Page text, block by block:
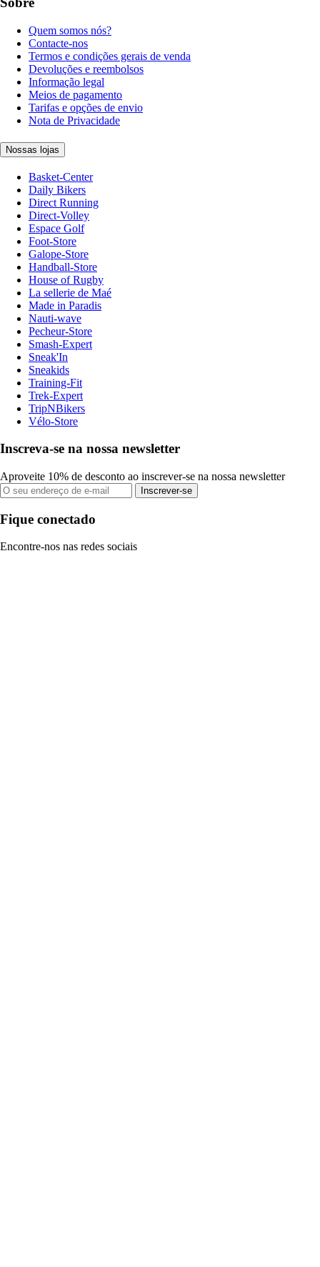
Quem somos nós?
Contacte-nos
Termos e condições gerais de venda
Devoluções e reembolsos
Informação legal
Meios de pagamento
Tarifas e opções de envio
Nota de Privacidade
Nossas lojas
Basket-Center
Daily Bikers
Direct Running
Direct-Volley
Espace Golf
Foot-Store
Galope-Store
Handball-Store
House of Rugby
La sellerie de Maé
Made in Paradis
Nauti-wave
Pecheur-Store
Smash-Expert
Sneak'In
Sneakids
Training-Fit
Trek-Expert
TripNBikers
Vélo-Store
Inscreva-se na nossa newsletter
Aproveite 10% de desconto ao inscrever-se na nossa newsletter
Inscrever-se
Fique conectado
Encontre-nos nas redes sociais